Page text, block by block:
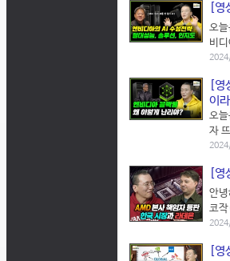
[
오
비
[
이
오
자
[
안
코
[